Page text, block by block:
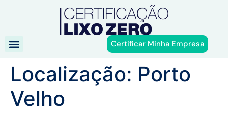
Certificar Minha Empresa
Localização: Porto
Velho